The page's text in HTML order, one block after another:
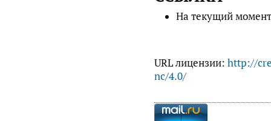
На текущий
URL лицензии: http://
nc/4.0/